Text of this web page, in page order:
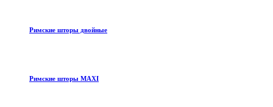
Римские шторы двойные
Римские шторы MAXI